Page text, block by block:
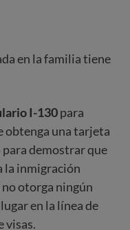
en la familia tiene
I-130para
obtenga una tarjeta
demostrar que
la inmigración
otorga ningún
en la línea de
visas.